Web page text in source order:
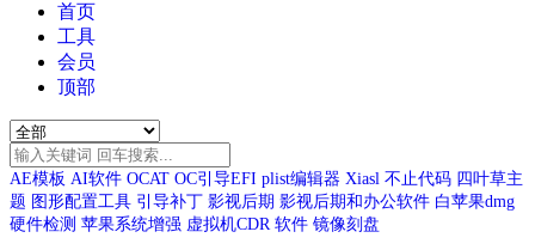
首页
工具
会员
顶部
AE模板 AI软件 OCAT OC引导EFI plist编辑器 Xiasl 不止代码 四叶草主
题 图形配置工具 引导补丁 影视后期 影视后期和办公软件 白苹果dmg
硬件检测 苹果系统增强 虚拟机CDR 软件 镜像刻盘